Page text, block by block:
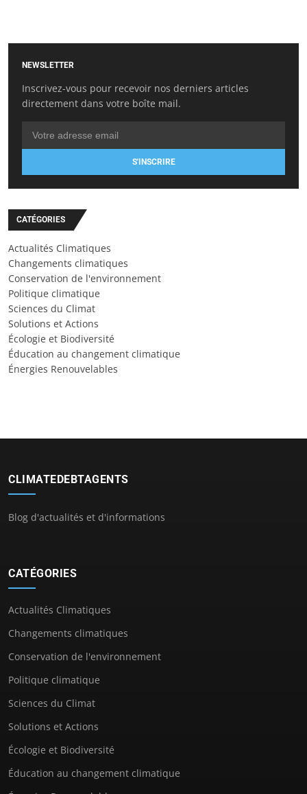
NEWSLETTER
Inscrivez-vous pour recevoir nos derniers articles
directement dans votre boîte mail.
S'INSCRIRE
CATÉGORIES
Actualités Climatiques
Changements climatiques
Conservation de l'environnement
Politique climatique
Sciences du Climat
Solutions et Actions
Écologie et Biodiversité
Éducation au changement climatique
Énergies Renouvelables
CLIMATEDEBTAGENTS
Blog d'actualités et d'informations
CATÉGORIES
Actualités Climatiques
Changements climatiques
Conservation de l'environnement
Politique climatique
Sciences du Climat
Solutions et Actions
Écologie et Biodiversité
Éducation au changement climatique